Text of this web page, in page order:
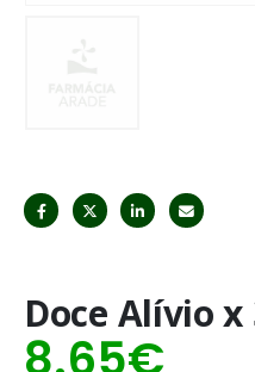
Doce Alívio x